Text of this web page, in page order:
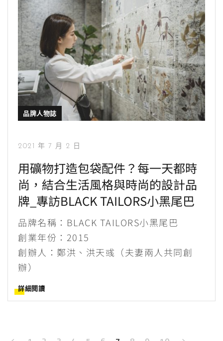
品牌人物誌
2021 年 7 月 2 日
用礦物打造包袋配件？每一天都時
尚，結合生活風格與時尚的設計品
牌_專訪BLACK TAILORS小黑尾巴
品牌名稱：BLACK TAILORS小黑尾巴
創業年份：2015
創辦人：鄭洪、洪天彧（夫妻兩人共同創
辦）
詳細閱讀